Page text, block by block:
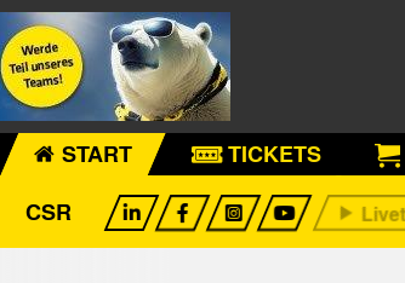
START TICKETS
CSR